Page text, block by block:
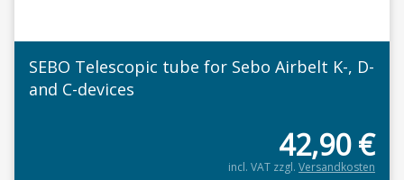
SEBO Telescopic tube for Sebo Airbelt K-, D-
and C-devices
42,90€
incl. VAT zzgl. Versandkosten